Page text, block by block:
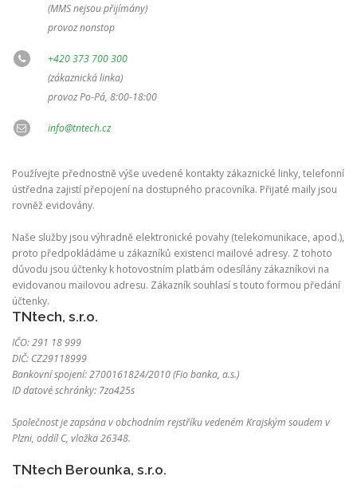
(MMS nejsou přijímány)
provoz nonstop
+420 373 700 300
(zákaznická linka)
provoz Po-Pá, 8:00-18:00
info@tntech.cz
Používejte přednostně výše uvedené kontakty zákaznické linky, telefonní
ústředna zajistí přepojení na dostupného pracovníka. Přijaté maily jsou
rovněž evidovány.
Naše služby jsou výhradně elektronické povahy (telekomunikace, apod.),
proto předpokládáme u zákazníků existenci mailové adresy. Z tohoto
důvodu jsou účtenky k hotovostním platbám odesílány zákazníkovi na
evidovanou mailovou adresu. Zákazník souhlasí s touto formou předání
účtenky.
TNtech, s.r.o.
IČO: 291 18 999
DIČ: CZ29118999
Bankovní spojení: 2700161824/2010 (Fio banka, a.s.)
ID datové schránky: 7za425s
Společnost je zapsána v obchodním rejstříku vedeném Krajským soudem v
Plzni, oddíl C, vložka 26348.
TNtech Berounka, s.r.o.